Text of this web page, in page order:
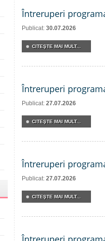
Întreruperi
Publicat: 30.07.2026
CITEŞTE MAI MULT...
Întreruperi
Publicat: 27.07.2026
CITEŞTE MAI MULT...
Întreruperi
Publicat: 27.07.2026
CITEŞTE MAI MULT...